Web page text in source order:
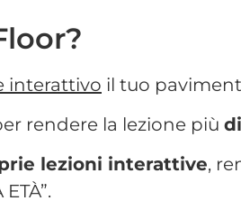
interattivo il tuo
rendere la lezione più
lezioni interattive,